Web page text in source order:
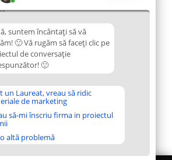
suntem încântați să vă
🙂 Vă rugăm să faceți clic pe
de conversație
🙂
un Laureat, vreau să ridic
de marketing
să-mi înscriu firma in proiectul
altă problemă